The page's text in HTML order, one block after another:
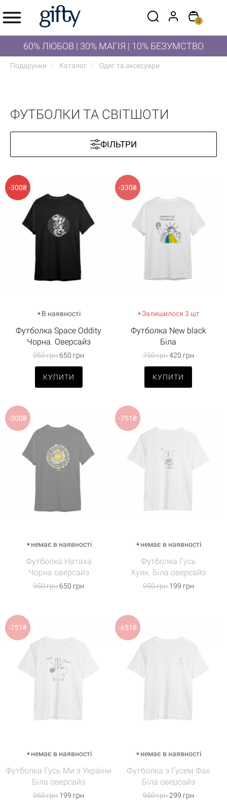
0
60% ЛЮБОВ | 30% МАГІЯ | 10% БЕЗУМСТВО
Подарунки Каталог Одяг та аксесуари
ФУТБОЛКИ ТА СВІТШОТИ
ФІЛЬТРИ
-300₴
В наявності
Футболка Space Oddity
Чорна. Оверсайз
950 грн 650 грн
КУПИТИ
-330₴
Залишилося 3 шт
Футболка New black
Біла
750 грн420 грн
КУПИТИ
-300₴
немає в наявності
Футболка Натаха
Чорна оверсайз
950 грн 650 грн
-751₴
немає в наявності
Футболка Гусь
Хуяк. Біла оверсайз
950 грн199 грн
-751₴
немає в наявності
Футболка Гусь Ми з України
Біла оверсайз
950 грн 199 грн
-651₴
немає в наявності
Футболка з Гусем Фак
Біла оверсайз
950 грн299 грн